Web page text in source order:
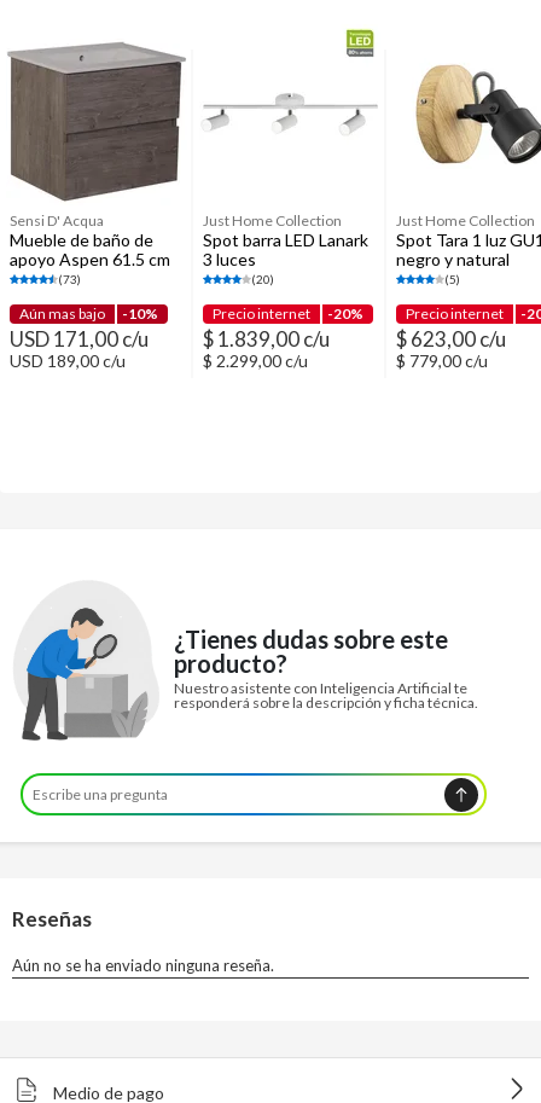
Accesorios para baños
Accesorios de pared para baño
Botiquines y espejos para baño
Sensi D' Acqua
Mueble de baño de
apoyo Aspen 61.5 cm
(73)
Aún mas bajo -10%
USD 171,00 c/u
USD 189,00 c/u
Just Home Collection
Spot barra LED Lanark
3 luces
(20)
Precio internet -20%
$ 1.839,00 c/u
$ 2.299,00 c/u
Just Home Collection
Spot Tara 1 luz
negro y natural
(5)
Precio internet -
$ 623,00 c/u
$ 779,00 c/u
¿Tienes dudas sobre este
producto?
Nuestro asistente con Inteligencia Artificial te
responderá sobre la descripción y ficha técnica.
Medio de pago